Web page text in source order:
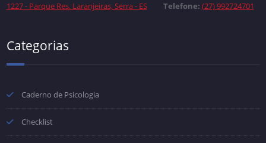
1227 - Parque Res. Laranjeiras, Serra - ES
Telefone: (27) 992724701
Categorias
Caderno de Psicologia
Checklist